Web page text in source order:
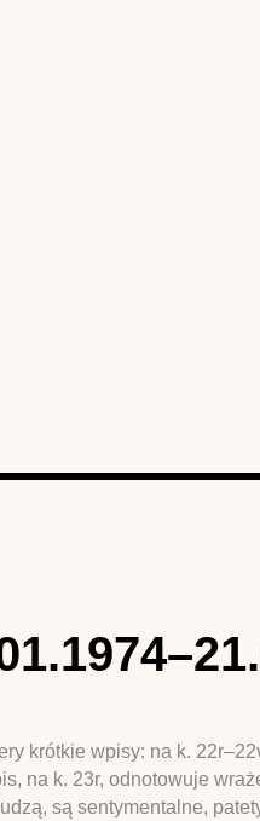
krótkie wpisy: na k.
na k. 23r, odnotowuje
są sentymentalne,